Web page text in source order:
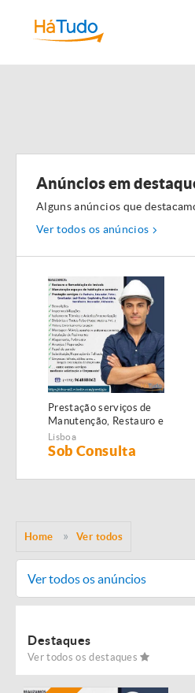
Anúncios em
Alguns anúncios que
Ver todos os anúncios
Prestação serviços de
Manutenção, Restauro e
Remodelação de
imóveis!
Lisboa
Sob Consulta
Home Ver todos
Ver todos os anúncios
Destaques
Ver todos os destaques